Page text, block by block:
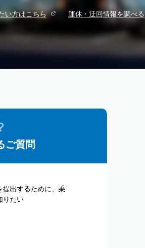
い方はこちら 運休・迂回情報を調べる
ご質問
提出するために、乗
りたい